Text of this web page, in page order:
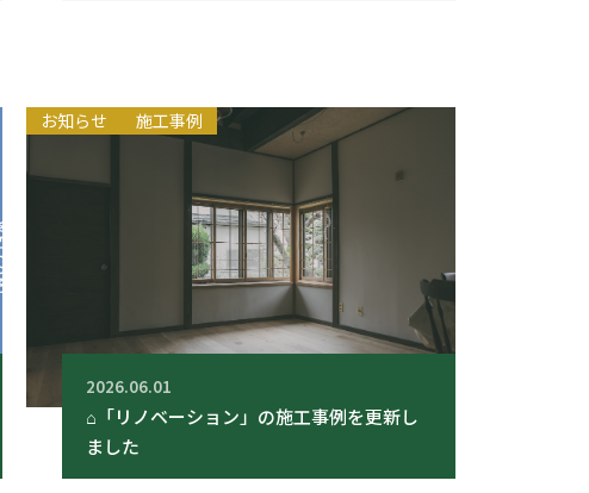
お知らせ 施工事例
2026.06.01
⌂「リノベーション」の施工事例を更新し
ました